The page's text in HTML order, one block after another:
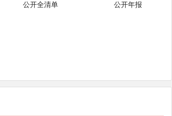
公开全清单 公开年报